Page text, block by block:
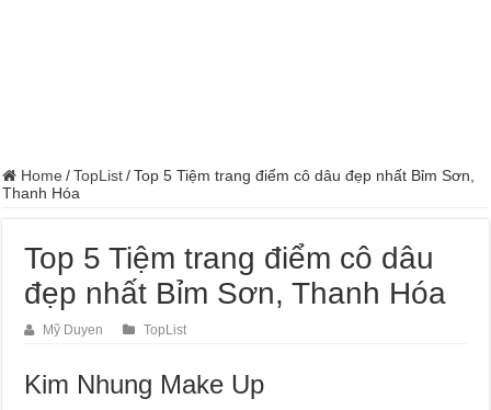
Home / TopList / Top 5 Tiệm trang điểm cô dâu đẹp nhất Bỉm Sơn,
Thanh Hóa
Top 5 Tiệm trang điểm cô dâu
đẹp nhất Bỉm Sơn, Thanh Hóa
Mỹ Duyen TopList
Kim Nhung Make Up